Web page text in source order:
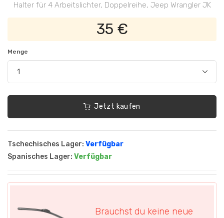
Halter für 4 Arbeitslichter, Doppelreihe, Jeep Wrangler JK
35 €
Menge
Jetzt kaufen
Tschechisches Lager: Verfügbar
Spanisches Lager: Verfügbar
Brauchst du keine neue